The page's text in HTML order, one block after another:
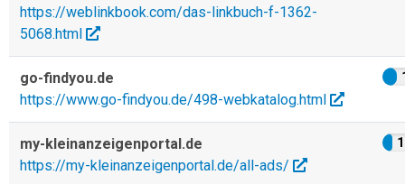
https://weblinkbook.com/das-linkbuch-f-1362-
5068.html
go-findyou.de
https://www.go-findyou.de/498-webkatalog.html
my-kleinanzeigenportal.de
https://my-kleinanzeigenportal.de/all-ads/